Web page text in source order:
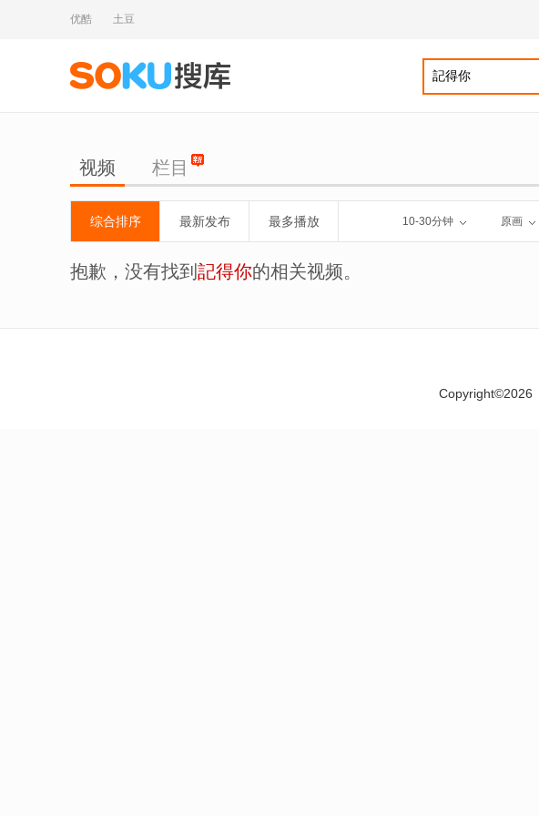
优酷 土豆
视频 栏目
综合排序 最新发布 最多播放 10-30分钟 原画
抱歉，没有找到 記得你的相关视频。
Copyright©2026